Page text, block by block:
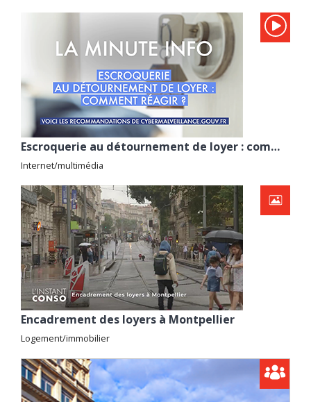
Escroquerie au détournement de loyer : comment réagir ? avec Cybermalveillance.gouv.fr
Internet/multimédia
Encadrement des loyers à Montpellier
Logement/immobilier